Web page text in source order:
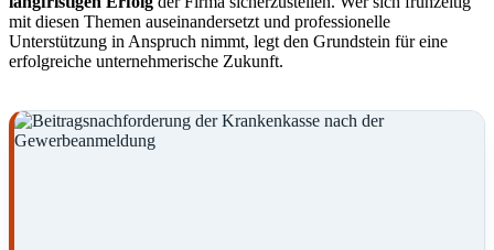
mit diesen Themen auseinandersetzt und professionelle
Unterstützung in Anspruch nimmt, legt den Grundstein für eine
erfolgreiche unternehmerische Zukunft.